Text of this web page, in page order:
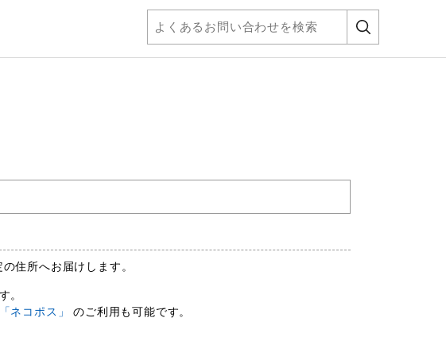
住所へお届けします。
。
「ネコポス」
のご利用も可能です。